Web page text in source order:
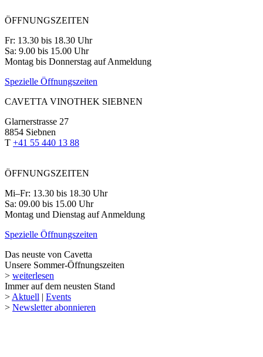
ÖFFNUNGSZEITEN
Fr: 13.30 bis 18.30 Uhr
Sa: 9.00 bis 15.00 Uhr
Montag bis Donnerstag auf Anmeldung
Spezielle Öffnungszeiten
CAVETTA VINOTHEK SIEBNEN
Glarnerstrasse 27
8854 Siebnen
T +41 55 440 13 88
ÖFFNUNGSZEITEN
Mi–Fr: 13.30 bis 18.30 Uhr
Sa: 09.00 bis 15.00 Uhr
Montag und Dienstag auf Anmeldung
Spezielle Öffnungszeiten
Das neuste von Cavetta
Unsere Sommer-Öffnungszeiten
> weiterlesen
Immer auf dem neusten Stand
> Aktuell | Events
> Newsletter abonnieren